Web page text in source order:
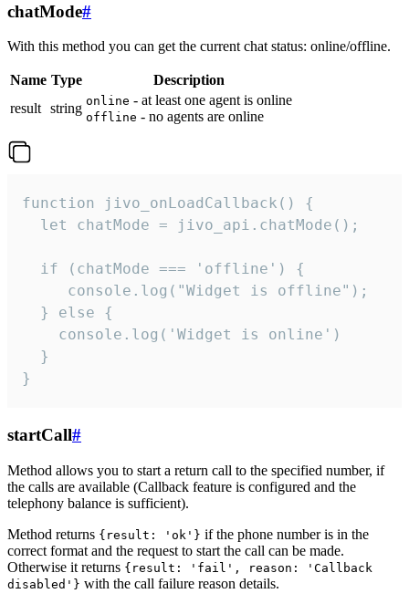
chatMode#
With this method you can get the current chat status: online/offline.
Name Type
Description
result string online - at least one agent is online
offline - no agents are online
function jivo_onLoadCallback() {
  let chatMode = jivo_api.chatMode();
  if (chatMode === 'offline') {
     console.log("Widget is offline");
  } else {
    console.log('Widget is online')
  }
}
startCall#
Method allows you to start a return call to the specified number, if
the calls are available (Callback feature is configured and the
telephony balance is sufficient).
Method returns {result: 'ok'} if the phone number is in the
correct format and the request to start the call can be made.
Otherwise it returns {result: 'fail', reason: 'Callback
disabled'} with the call failure reason details.